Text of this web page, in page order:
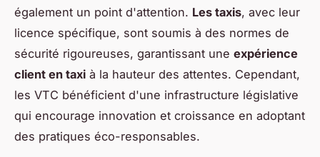
également un point d'attention. Les taxis, avec leur
licence spécifique, sont soumis à des normes de
sécurité rigoureuses, garantissant une expérience
client en taxi à la hauteur des attentes. Cependant,
les VTC bénéficient d'une infrastructure législative
qui encourage innovation et croissance en adoptant
des pratiques éco-responsables.